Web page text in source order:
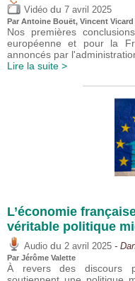
Vidéo du 7 avril 2025
Par Antoine Bouët, Vincent Vicard
Nos premières
européenne et pour la
annoncés par
Lire la suite >
L’économie
véritable politique
Audio du 2 avril 2025 -
Par Jérôme Valette
À revers des discours